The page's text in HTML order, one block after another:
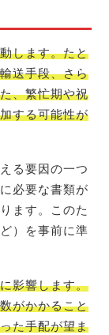
します。たと
送手段、さら
、繁忙期や祝
する可能性が
る要因の一つ
必要な書類が
ます。このた
）を事前に準
影響します。
がかかること
た手配が望ま